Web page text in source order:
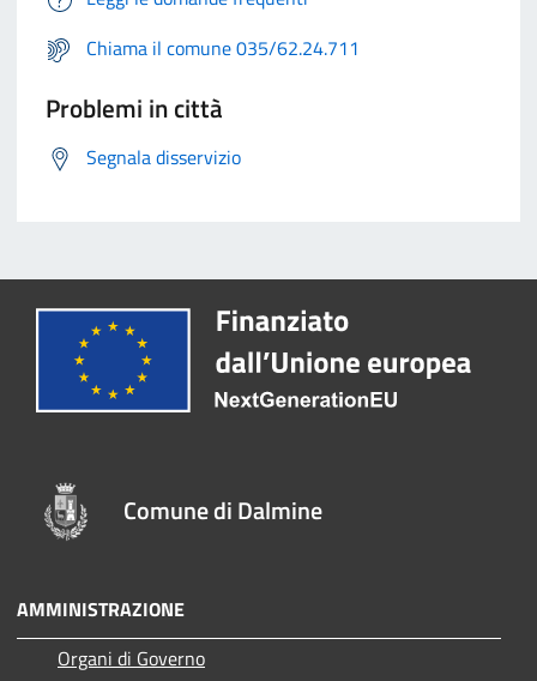
Chiama il comune 035/62.24.711
Problemi in città
Segnala disservizio
Comune di Dalmine
AMMINISTRAZIONE
Organi di Governo